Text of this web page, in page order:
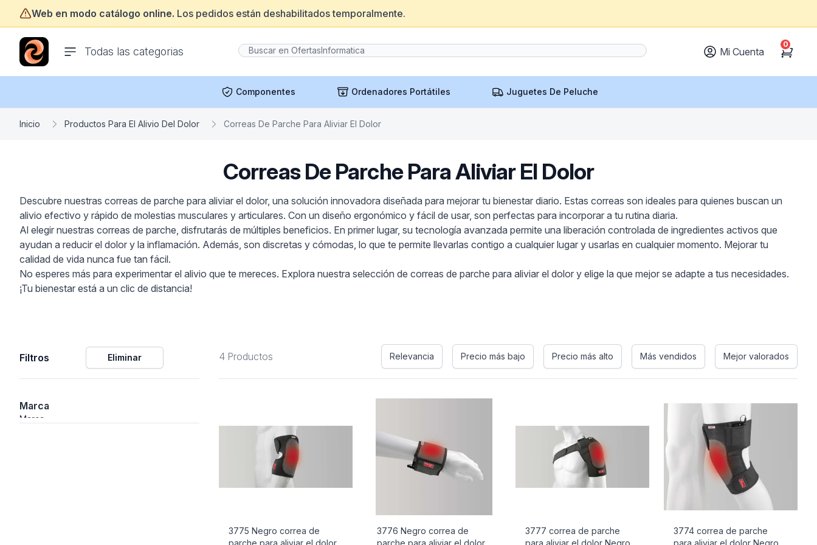
Web en modo catálogo online. Los pedidos están deshabilitados temporalmente.
Todas las categorias
ofertasinformatica.com
Mi Cuenta Cart
0
Componentes Ordenadores Portátiles Juguetes De Peluche
Inicio Productos Para El Alivio Del Dolor Correas De Parche Para Aliviar El Dolor
Correas De Parche Para Aliviar El Dolor
Descubre nuestras correas de parche para aliviar el dolor, una solución innovadora diseñada para mejorar tu bienestar diario. Estas correas son ideales para quienes buscan un
alivio efectivo y rápido de molestias musculares y articulares. Con un diseño ergonómico y fácil de usar, son perfectas para incorporar a tu rutina diaria.
Al elegir nuestras correas de parche, disfrutarás de múltiples beneficios. En primer lugar, su tecnología avanzada permite una liberación controlada de ingredientes activos que
ayudan a reducir el dolor y la inflamación. Además, son discretas y cómodas, lo que te permite llevarlas contigo a cualquier lugar y usarlas en cualquier momento. Mejorar tu
calidad de vida nunca fue tan fácil.
No esperes más para experimentar el alivio que te mereces. Explora nuestra selección de correas de parche para aliviar el dolor y elige la que mejor se adapte a tus necesidades.
¡Tu bienestar está a un clic de distancia!
Filtros Eliminar
Marca
Marca
4 Productos Relevancia Precio más bajo Precio más alto Más vendidos Mejor valorados
3775 Negro correa de
parche para aliviar el dolor
3776 Negro correa de
parche para aliviar el dolor
3777 correa de parche
para aliviar el dolor Negro
3774 correa de parche
para aliviar el dolor Negro